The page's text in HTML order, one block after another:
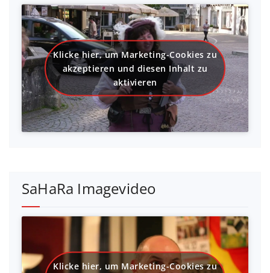
Klicke hier, um Marketing-Cookies zu
akzeptieren und diesen Inhalt zu
aktivieren
SaHaRa Imagevideo
Klicke hier, um Marketing-Cookies zu